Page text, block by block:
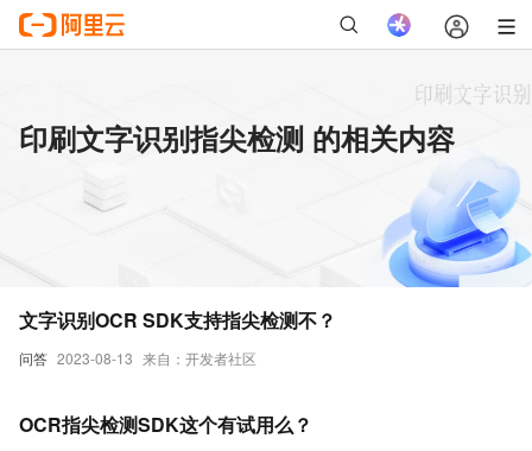
印刷文字识别指尖检测 的相关内容
问答 2023-08-13 来自：开发者社区
文字识别OCR SDK支持指尖检测不？
OCR指尖检测SDK这个有试用么？